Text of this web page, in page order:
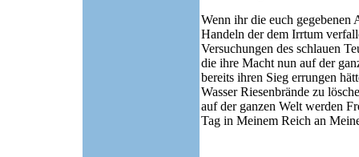
Wenn ihr die euch
Handeln der dem Irrtum
Versuchungen des schlauen
die ihre Macht nun auf der
bereits ihren Sieg errungen
Wasser Riesenbrände zu
auf der ganzen Welt werden
Tag in Meinem Reich an